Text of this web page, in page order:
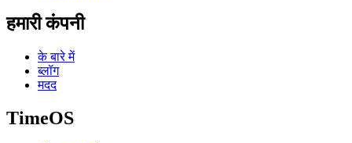
हमारी कंपनी
के बारे में
ब्लॉग
मदद
TimeOS